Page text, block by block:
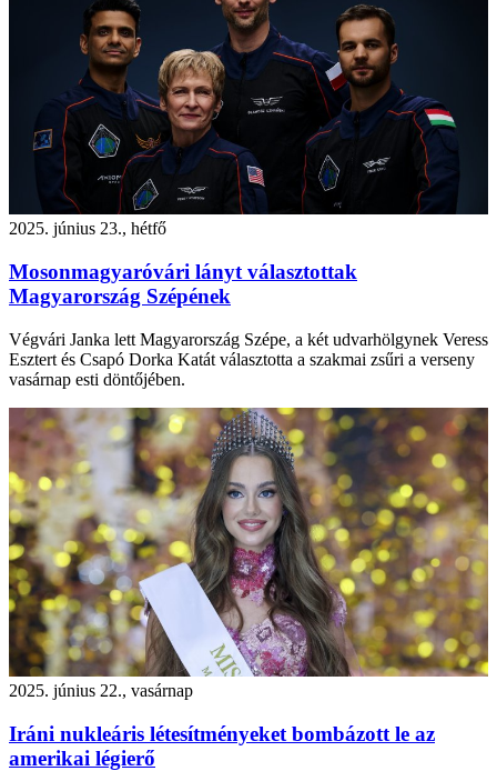
2025. június 23., hétfő
Mosonmagyaróvári lányt választottak
Magyarország Szépének
Végvári Janka lett Magyarország Szépe, a két udvarhölgynek Veress
Esztert és Csapó Dorka Katát választotta a szakmai zsűri a verseny
vasárnap esti döntőjében.
2025. június 22., vasárnap
Iráni nukleáris létesítményeket bombázott le az
amerikai légierő